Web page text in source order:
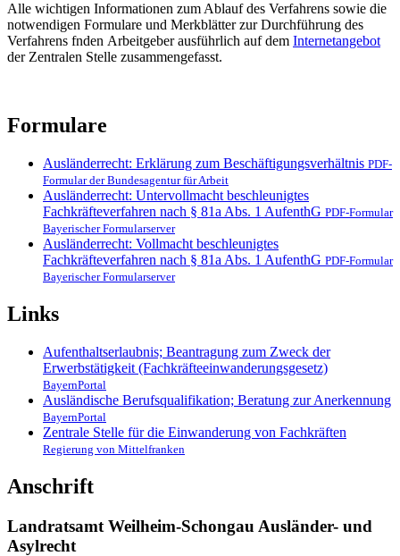
Alle wichtigen Informationen zum Ablauf des Verfahrens sowie die
notwendigen Formulare und Merkblätter zur Durchführung des
Verfahrens fnden Arbeitgeber ausführlich auf dem Internetangebot
der Zentralen Stelle zusammengefasst.
Formulare
Ausländerrecht: Erklärung zum Beschäftigungsverhältnis PDF-
Formular der Bundesagentur für Arbeit
Ausländerrecht: Untervollmacht beschleunigtes
Fachkräfteverfahren nach § 81a Abs. 1 AufenthG PDF-Formular
Bayerischer Formularserver
Ausländerrecht: Vollmacht beschleunigtes
Fachkräfteverfahren nach § 81a Abs. 1 AufenthG PDF-Formular
Bayerischer Formularserver
Links
Aufenthaltserlaubnis; Beantragung zum Zweck der
Erwerbstätigkeit (Fachkräfteeinwanderungsgesetz)
BayernPortal
Ausländische Berufsqualifikation; Beratung zur Anerkennung
BayernPortal
Zentrale Stelle für die Einwanderung von Fachkräften
Regierung von Mittelfranken
Anschrift
Landratsamt Weilheim-Schongau Ausländer- und
Asylrecht